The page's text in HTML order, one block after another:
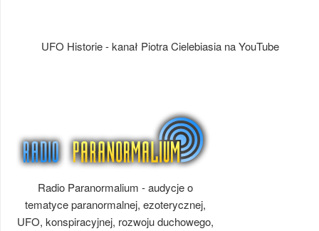
UFO Historie - kanał Piotra Cielebiasia na YouTube
Radio Paranormalium - audycje o
tematyce paranormalnej, ezoterycznej,
UFO, konspiracyjnej, rozwoju duchowego,